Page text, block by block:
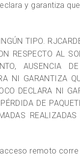
y garantiza
TIPO.
RESPECTO AL
AUSENCIA DE
NI GARANTIZA
DECLARA NI
DE
remoto corre